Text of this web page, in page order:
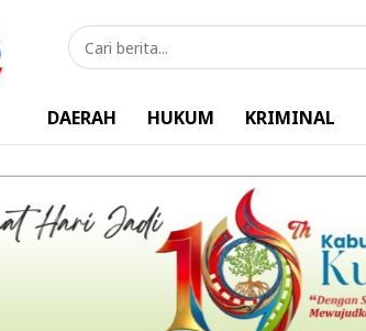
DAERAH HUKUM KRIMINAL